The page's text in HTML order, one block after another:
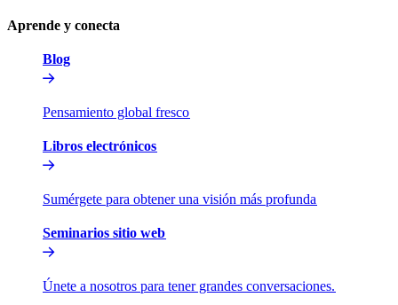
Aprende y conecta​​
Blog​​
Pensamiento global fresco​​
Libros electrónicos​​
Sumérgete para obtener una visión más profunda​​
Seminarios sitio web​​
Únete a nosotros para tener grandes conversaciones.​​